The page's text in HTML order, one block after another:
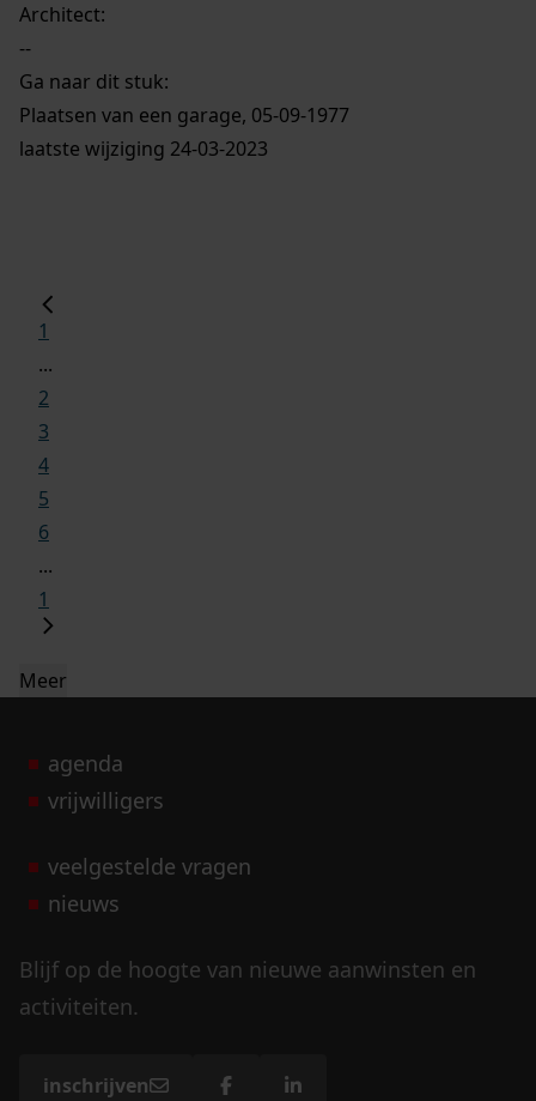
Architect:
--
Ga naar dit stuk:
Plaatsen van een garage, 05-09-1977
laatste wijziging 24-03-2023
1
...
2
3
4
5
6
...
1
Meer
agenda
vrijwilligers
veelgestelde vragen
nieuws
Blijf op de hoogte van nieuwe aanwinsten en
activiteiten.
inschrijven